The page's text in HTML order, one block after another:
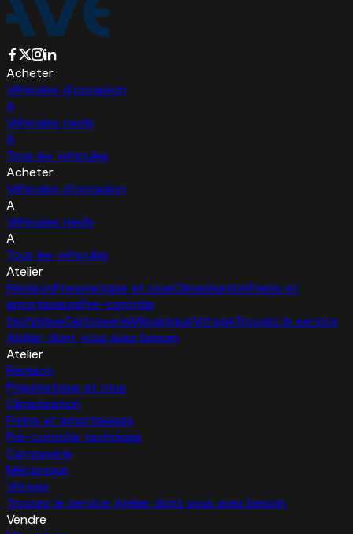
Acheter
Véhicules d'occasion
A
Véhicules neufs
A
Tous les véhicules
Acheter
Véhicules d'occasion
A
Véhicules neufs
A
Tous les véhicules
Atelier
RévisionPneumatique et roueClimatisationFreins et
amortisseursPré-contrôle
techniqueCarrosserieMécaniqueVitrageTrouvez le service
Atelier dont vous avez besoin
Atelier
Révision
Pneumatique et roue
Climatisation
Freins et amortisseurs
Pré-contrôle technique
Carrosserie
Mécanique
Vitrage
Trouvez le service Atelier dont vous avez besoin
Vendre